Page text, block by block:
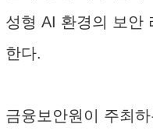
성형 AI 환경의 보안
한다.
금융보안원이 주최